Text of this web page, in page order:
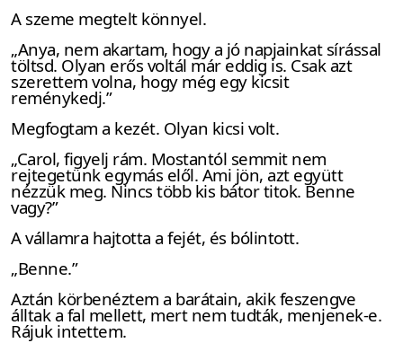
A szeme megtelt könnyel.
„Anya, nem akartam, hogy a jó napjainkat sírással
töltsd. Olyan erős voltál már eddig is. Csak azt
szerettem volna, hogy még egy kicsit
reménykedj.”
Megfogtam a kezét. Olyan kicsi volt.
„Carol, figyelj rám. Mostantól semmit nem
rejtegetünk egymás elől. Ami jön, azt együtt
nézzük meg. Nincs több kis bátor titok. Benne
vagy?”
A vállamra hajtotta a fejét, és bólintott.
„Benne.”
Aztán körbenéztem a barátain, akik feszengve
álltak a fal mellett, mert nem tudták, menjenek-e.
Rájuk intettem.